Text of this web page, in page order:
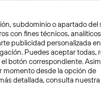
subdominio o apartado del
con fines técnicos,
publicidad personalizada
Puedes aceptar todas,
botón correspondiente.
desde la opción de
detallada, consulta nuestra